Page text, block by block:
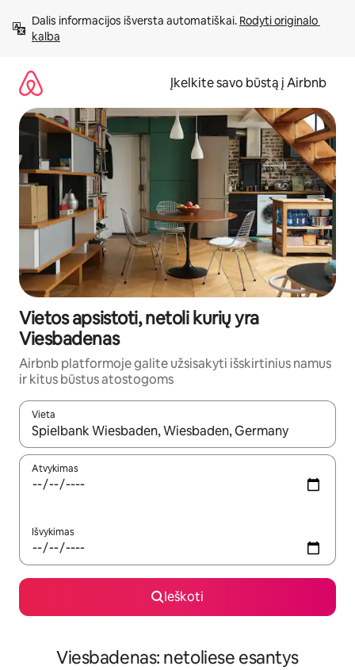
prie
turinio
Dalis informacijos išversta automatiškai. Rodyti originalo
kalba
Įkelkite savo būstą į Airbnb
Vietos apsistoti, netoli kurių yra
Viesbadenas
Airbnb platformoje galite užsisakyti išskirtinius namus
ir kitus būstus atostogoms
Vieta
Kai pasirodys paieškos rezultatai, juos naršyti galite
Atvykimas
Išvykimas
Ieškoti
Viesbadenas: netoliese esantys